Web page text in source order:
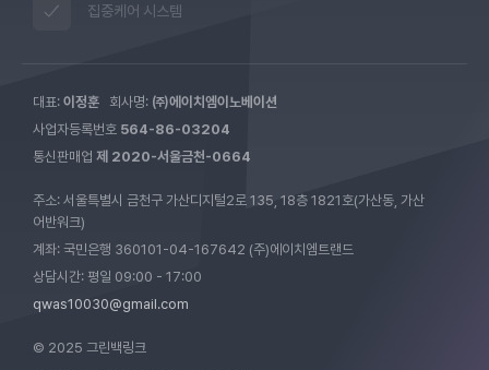
집중케어 시스템
대표: 이정훈 회사명: ㈜에이치엠이노베이션
사업자등록번호 564-86-03204
통신판매업 제 2020-서울금천-0664
주소: 서울특별시 금천구 가산디지털2로 135, 18층 1821호(가산동, 가산
어반워크)
계좌: 국민은행 360101-04-167642 (주)에이치엠트랜드
상담시간: 평일 09:00 - 17:00
qwas10030@gmail.com
© 2025 그린백링크